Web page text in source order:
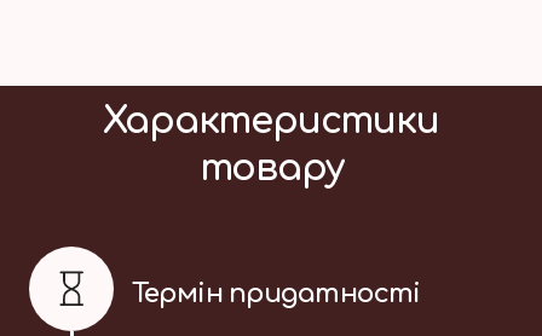
Характеристики
товару
Термін придатності